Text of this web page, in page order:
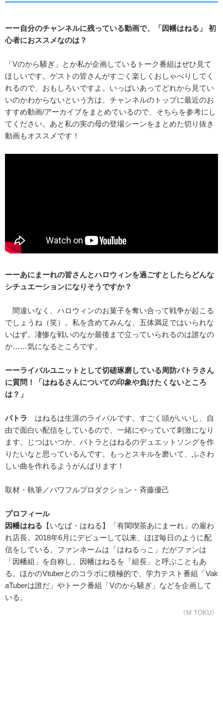
ーー自分のチャンネルに残っている動画で、「因幡はねる」 初
心者におススメなのは？
「Vのから騒ぎ」とか私が企画しているトーク番組はぜひ見て
ほしいです。ゲストの皆さんがすごく楽しくおしゃべりしてく
れるので、おもしろいですよ。いっぱいあってどれから見てい
いのかわからないという方は、チャンネルのトップに最近のお
すすめ動画/アーカイブをまとめているので、そちらを参考にし
てください。あと私の実の母の登場シーンをまとめた切り抜き
動画もオススメです！
ーーあにまーれの皆さんとハロウィンを過ごすとしたらどんな
シチュエーションになりそうですか？
間違いなく、ハロウィンのお菓子を奪い合って戦争が起こる
でしょうね（笑）。私を含めてみんな、五体満足ではいられな
いはず。凄惨な戦いのなか最後まで立っていられるのは誰なの
か……気になるところです。
ーーライバルユニットとして切磋琢磨している周防パトラさん
に質問！「はねるさんについての印象や負けたくないところ
は？」
パトラ はねるは生涯のライバルです。すごく頭がいいし、自
由で面白い配信をしているので、一緒にやっていて刺激になり
ます。じつはいつか、パトラとはねるのデュエットソングを作
りたいなと思っているんです。もっとスキルを磨いて、ふさわ
しい曲を作れるようがんばります！
取材・執筆／パワフルプロダクション・斉藤優己
プロフィール
因幡はねる 【いなば・はねる】「有閑喫茶あにまーれ」の雇わ
れ店長。2018年6月にデビューして以来、ほぼ毎日のように配
信をしている。ファンネームは「はねるっこ」だがファンは
「因幡組」を自称し、因幡はねるを「組長」と呼ぶこともあ
る。ほかのVtuberとのコラボに積極的で、学力テスト番組「Vak
aTuberは誰だ」やトーク番組「Vのから騒ぎ」などを企画して
いる。
《M.TOKU》